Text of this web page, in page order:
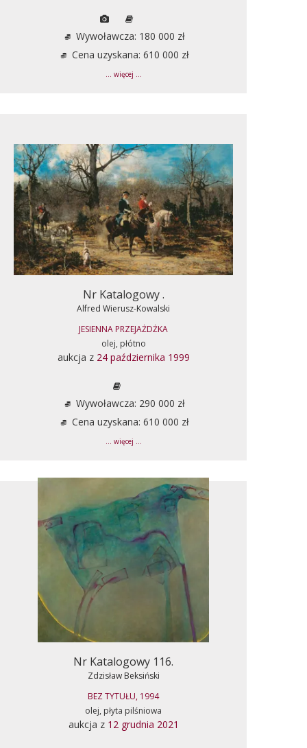
Wywoławcza: 180 000 zł
Cena uzyskana: 610 000 zł
... więcej ...
Nr Katalogowy .
Alfred Wierusz-Kowalski
JESIENNA PRZEJAŻDŻKA
olej, płótno
aukcja z 24 października 1999
Wywoławcza: 290 000 zł
Cena uzyskana: 610 000 zł
... więcej ...
Nr Katalogowy 116.
Zdzisław Beksiński
BEZ TYTUŁU, 1994
olej, płyta pilśniowa
aukcja z 12 grudnia 2021